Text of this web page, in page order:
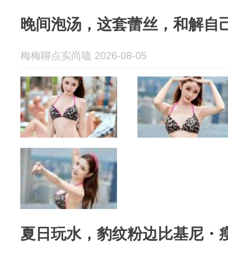
晚间泡汤，这套蕾丝，和解自
梅梅聊点实尚嗑 2026-08-05
夏日玩水，豹纹粉边比基尼・